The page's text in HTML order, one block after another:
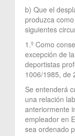
b) Que el
produzca
siguientes
1.º Como
excepción de
deportistas
1006/1985, de
Se entenderá
una relación
anteriormente
empleador en
sea ordenado